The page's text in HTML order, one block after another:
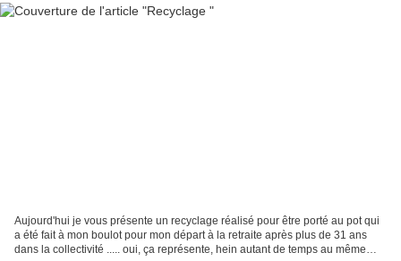
Aujourd'hui je vous présente un recyclage réalisé pour être porté au pot qui
a été fait à mon boulot pour mon départ à la retraite après plus de 31 ans
dans la collectivité ..... oui, ça représente, hein autant de temps au même